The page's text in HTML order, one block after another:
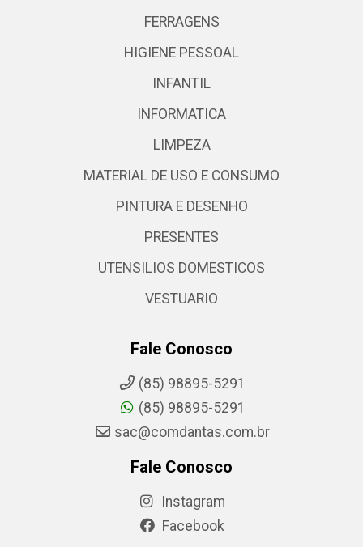
FERRAGENS
HIGIENE PESSOAL
INFANTIL
INFORMATICA
LIMPEZA
MATERIAL DE USO E CONSUMO
PINTURA E DESENHO
PRESENTES
UTENSILIOS DOMESTICOS
VESTUARIO
Fale Conosco
(85) 98895-5291
(85) 98895-5291
sac@comdantas.com.br
Fale Conosco
Instagram
Facebook